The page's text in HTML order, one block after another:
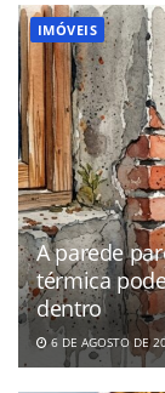
IMÓVEIS
A parede
térmica
dentro
6 DE AGOSTO DE